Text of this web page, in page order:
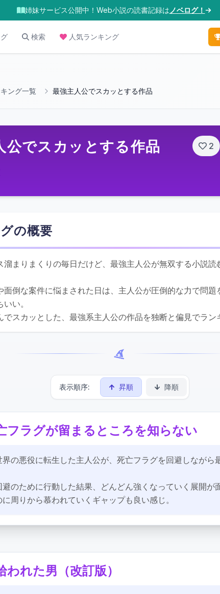
姉妹サービス公開中！Web小説の読書記録は ノベログ！
検索 人気ランキング
ング一覧 最強主人公でスカッとする作品
公でスカッとする作品 2
の概要
溜まりまくりの毎日だけど、最強主人公が無双する小説読
面倒な案件に悩まされた日は、主人公が圧倒的な力で問題
い。
でスカッとした、最強系主人公の作品を独断と偏見でラン
表示順序: 昇順 降順
フラグが留まるところを知らない
ュー：
の悪役に転生した主人公が、死亡フラグを回避しながら
避のために行動した結果、どんどん強くなっていく展開が
周りから慕われていくギャップも良い感じ。
われた男（改訂版）